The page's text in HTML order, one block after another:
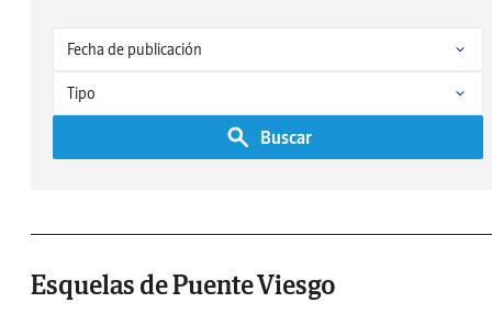
Buscar
Esquelas de Puente Viesgo